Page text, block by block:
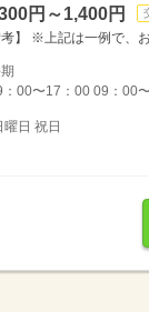
円～1,400円
考】 ※上記は一例で、
期
：00〜17：00 09：00
日 祝日